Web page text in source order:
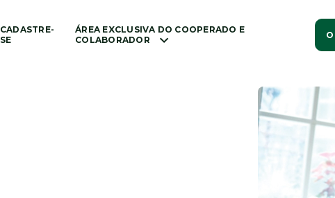
CADASTRE-
SE
ÁREA EXCLUSIVA DO COOPERADO E
COLABORADOR